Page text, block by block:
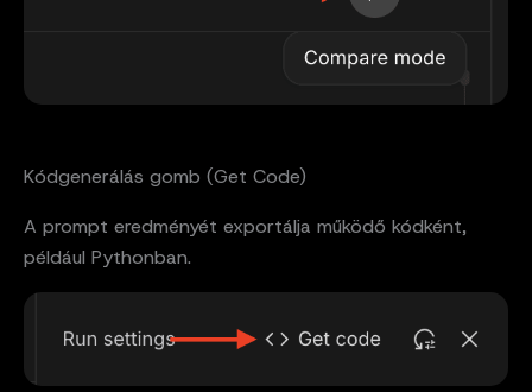
Kódgenerálás gomb (Get Code)
A prompt eredményét exportálja működő kódként,
például Pythonban.